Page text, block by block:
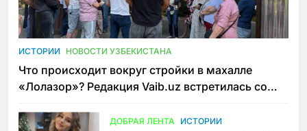
ИСТОРИИ НОВОСТИ УЗБЕКИСТАНА
Что происходит вокруг стройки в махалле
«Лолазор»? Редакция Vaib.uz встретилась со
ДОБРАЯ ЛЕНТА ИСТОРИИ